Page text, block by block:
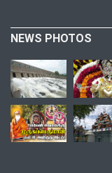
NEWS PHOTOS